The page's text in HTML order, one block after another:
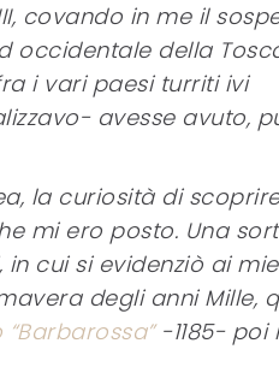
covando in me il
occidentale della
i vari paesi turriti ivi
avesse avuto,
la curiosità di
mi ero posto. Una
cui si evidenziò ai
degli anni Mille,
-1185- poi